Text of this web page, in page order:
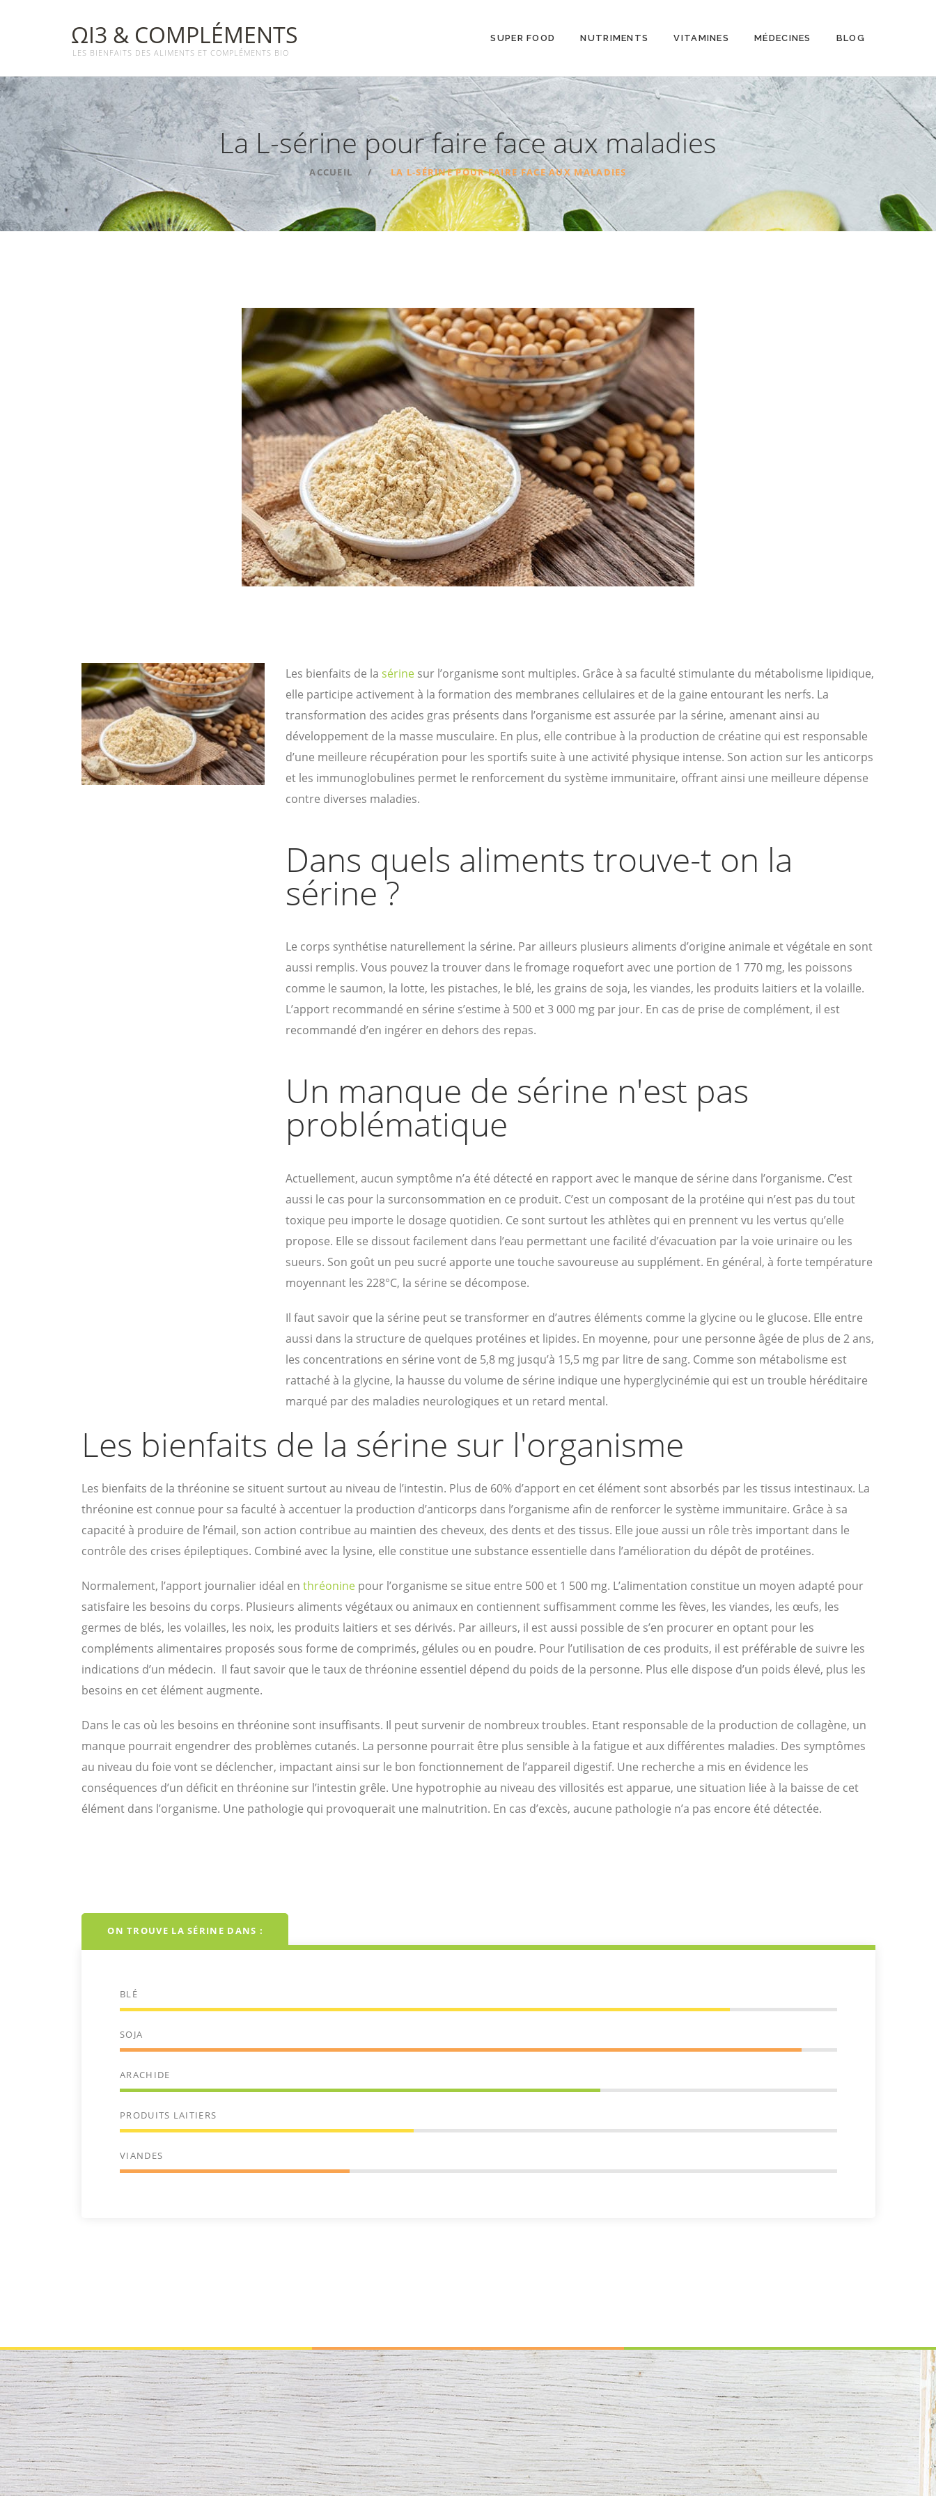
ΩΙ3 & COMPLÉMENTS
LES BIENFAITS DES ALIMENTS ET COMPLÉMENTS BIO
SUPER FOOD NUTRIMENTS VITAMINES MÉDECINES BLOG
La L-sérine pour faire face aux maladies
ACCUEIL LA L-SÉRINE POUR FAIRE FACE AUX MALADIES
Les bienfaits de la sérine sur l’organisme sont multiples. Grâce à sa faculté stimulante du métabolisme lipidique,
elle participe activement à la formation des membranes cellulaires et de la gaine entourant les nerfs. La
transformation des acides gras présents dans l’organisme est assurée par la sérine, amenant ainsi au
développement de la masse musculaire. En plus, elle contribue à la production de créatine qui est responsable
d’une meilleure récupération pour les sportifs suite à une activité physique intense. Son action sur les anticorps
et les immunoglobulines permet le renforcement du système immunitaire, offrant ainsi une meilleure dépense
contre diverses maladies.
Dans quels aliments trouve-t on la
sérine ?
Le corps synthétise naturellement la sérine. Par ailleurs plusieurs aliments d’origine animale et végétale en sont
aussi remplis. Vous pouvez la trouver dans le fromage roquefort avec une portion de 1 770 mg, les poissons
comme le saumon, la lotte, les pistaches, le blé, les grains de soja, les viandes, les produits laitiers et la volaille.
L’apport recommandé en sérine s’estime à 500 et 3 000 mg par jour. En cas de prise de complément, il est
recommandé d’en ingérer en dehors des repas.
Un manque de sérine n'est pas
problématique
Actuellement, aucun symptôme n’a été détecté en rapport avec le manque de sérine dans l’organisme. C’est
aussi le cas pour la surconsommation en ce produit. C’est un composant de la protéine qui n’est pas du tout
toxique peu importe le dosage quotidien. Ce sont surtout les athlètes qui en prennent vu les vertus qu’elle
propose. Elle se dissout facilement dans l’eau permettant une facilité d’évacuation par la voie urinaire ou les
sueurs. Son goût un peu sucré apporte une touche savoureuse au supplément. En général, à forte température
moyennant les 228°C, la sérine se décompose.
Il faut savoir que la sérine peut se transformer en d’autres éléments comme la glycine ou le glucose. Elle entre
aussi dans la structure de quelques protéines et lipides. En moyenne, pour une personne âgée de plus de 2 ans,
les concentrations en sérine vont de 5,8 mg jusqu’à 15,5 mg par litre de sang. Comme son métabolisme est
rattaché à la glycine, la hausse du volume de sérine indique une hyperglycinémie qui est un trouble héréditaire
marqué par des maladies neurologiques et un retard mental.
Les bienfaits de la sérine sur l'organisme
Les bienfaits de la thréonine se situent surtout au niveau de l’intestin. Plus de 60% d’apport en cet élément sont absorbés par les tissus intestinaux. La
thréonine est connue pour sa faculté à accentuer la production d’anticorps dans l’organisme afin de renforcer le système immunitaire. Grâce à sa
capacité à produire de l’émail, son action contribue au maintien des cheveux, des dents et des tissus. Elle joue aussi un rôle très important dans le
contrôle des crises épileptiques. Combiné avec la lysine, elle constitue une substance essentielle dans l’amélioration du dépôt de protéines.
Normalement, l’apport journalier idéal en thréonine pour l’organisme se situe entre 500 et 1 500 mg. L’alimentation constitue un moyen adapté pour
satisfaire les besoins du corps. Plusieurs aliments végétaux ou animaux en contiennent suffisamment comme les fèves, les viandes, les œufs, les
germes de blés, les volailles, les noix, les produits laitiers et ses dérivés. Par ailleurs, il est aussi possible de s’en procurer en optant pour les
compléments alimentaires proposés sous forme de comprimés, gélules ou en poudre. Pour l’utilisation de ces produits, il est préférable de suivre les
indications d’un médecin. Il faut savoir que le taux de thréonine essentiel dépend du poids de la personne. Plus elle dispose d’un poids élevé, plus les
besoins en cet élément augmente.
Dans le cas où les besoins en thréonine sont insuffisants. Il peut survenir de nombreux troubles. Etant responsable de la production de collagène, un
manque pourrait engendrer des problèmes cutanés. La personne pourrait être plus sensible à la fatigue et aux différentes maladies. Des symptômes
au niveau du foie vont se déclencher, impactant ainsi sur le bon fonctionnement de l’appareil digestif. Une recherche a mis en évidence les
conséquences d’un déficit en thréonine sur l’intestin grêle. Une hypotrophie au niveau des villosités est apparue, une situation liée à la baisse de cet
élément dans l’organisme. Une pathologie qui provoquerait une malnutrition. En cas d’excès, aucune pathologie n’a pas encore été détectée.
ON TROUVE LA SÉRINE DANS :
BLÉ
SOJA
ARACHIDE
PRODUITS LAITIERS
VIANDES